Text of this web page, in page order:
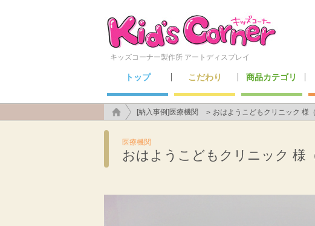
キッズコーナー製作所 アートディスプレイ
トップ こだわり
アートディスプレイのこだわり オ
最
こんなところにも施工できます！
商品カテゴリ
キッズコーナー
セーフティ用品
メンテナンス
遊具・玩具 ホ
[納入事例]医療機関 おはようこどもクリニック 様（
医療機関
おはようこどもクリニック 様